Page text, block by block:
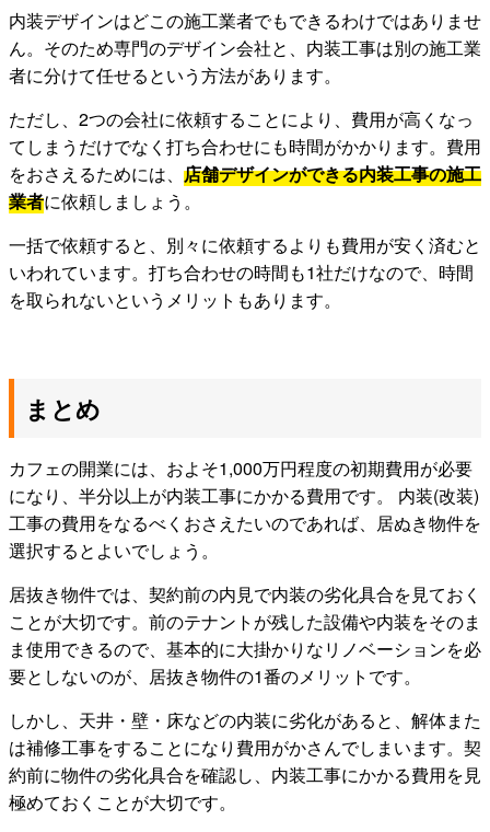
内装デザインはどこの施工業者でもできるわけではありませ
ん。そのため専門のデザイン会社と、内装工事は別の施工業
者に分けて任せるという方法があります。
ただし、2つの会社に依頼することにより、費用が高くなっ
てしまうだけでなく打ち合わせにも時間がかかります。費用
をおさえるためには、 店舗デザインができる内装工事の施工
業者に依頼しましょう。
一括で依頼すると、別々に依頼するよりも費用が安く済むと
いわれています。打ち合わせの時間も1社だけなので、時間
を取られないというメリットもあります。
まとめ
カフェの開業には、およそ1,000万円程度の初期費用が必要
になり、半分以上が内装工事にかかる費用です。 内装(改装)
工事の費用をなるべくおさえたいのであれば、居ぬき物件を
選択するとよいでしょう。
居抜き物件では、契約前の内見で内装の劣化具合を見ておく
ことが大切です。前のテナントが残した設備や内装をそのま
ま使用できるので、基本的に大掛かりなリノベーションを必
要としないのが、居抜き物件の1番のメリットです。
しかし、天井・壁・床などの内装に劣化があると、解体また
は補修工事をすることになり費用がかさんでしまいます。契
約前に物件の劣化具合を確認し、内装工事にかかる費用を見
極めておくことが大切です。